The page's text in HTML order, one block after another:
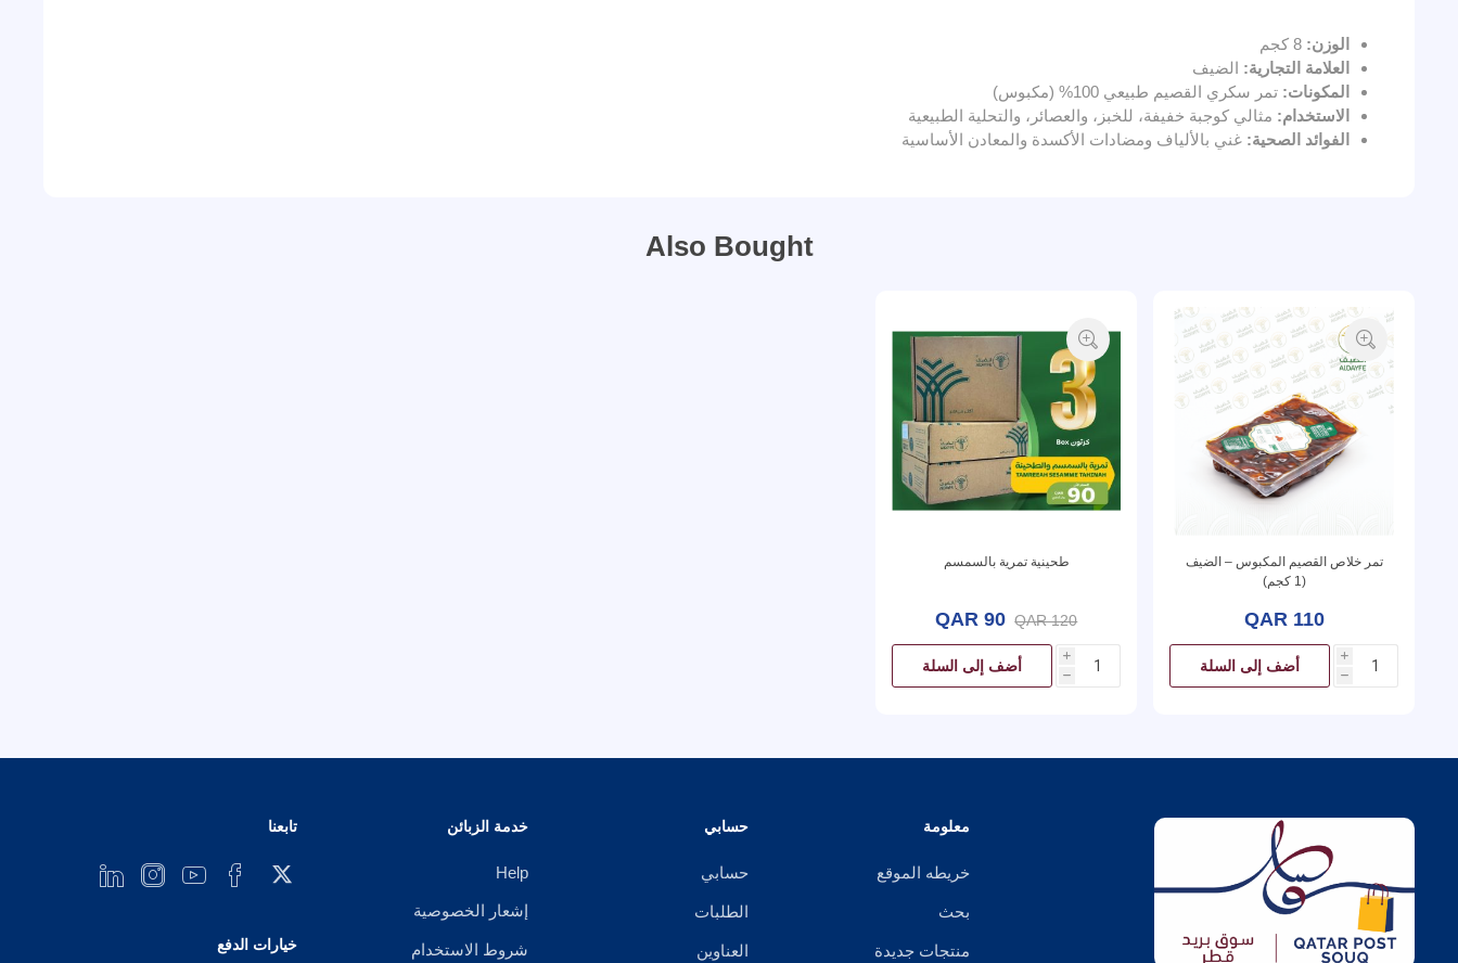
الوزن:
العلامة التجارية: الضيف
المكونات: تمر سكري القصيم طبيعي 100% (مكبوس)
الاستخدام: مثالي كوجبة خفيفة، للخبز، والعصائر، والتحلية الطبيعية
الفوائد الصحية: غني بالألياف ومضادات الأكسدة والمعادن الأساسية
Also Bought
تمر خلاص القصيم المكبوس – الضيف
(1 كجم)
QAR 110
i
h
أضف إلى السلة
طحينية تمرية بالسمسم
QAR 120
QAR 90
i
h
أضف إلى السلة
معلومة
خريطه الموقع
بحث
منتجات جديدة
حسابي
حسابي
الطلبات
العناوين
خدمة الزبائن
Help
إشعار الخصوصية
شروط الاستخدام
تابعنا
خيارات الدفع